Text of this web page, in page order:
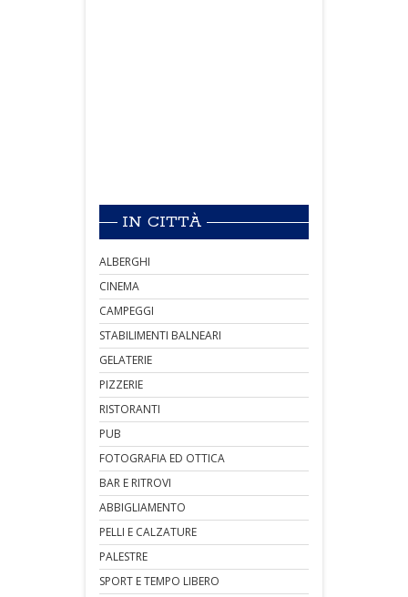
IN CITTÀ
ALBERGHI
CINEMA
CAMPEGGI
STABILIMENTI BALNEARI
GELATERIE
PIZZERIE
RISTORANTI
PUB
FOTOGRAFIA ED OTTICA
BAR E RITROVI
ABBIGLIAMENTO
PELLI E CALZATURE
PALESTRE
SPORT E TEMPO LIBERO